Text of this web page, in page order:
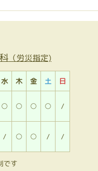
（労災指定)
水 木 金 土 日
○ ○ ○ ○ /
/ ○ ○ / /
です